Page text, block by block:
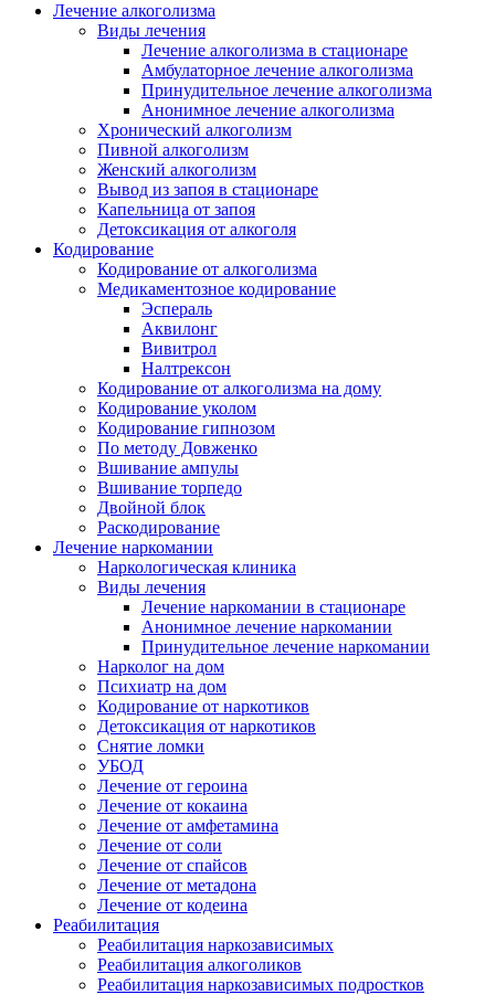
Лечение алкоголизма
Виды лечения
Лечение алкоголизма в стационаре
Амбулаторное лечение алкоголизма
Принудительное лечение алкоголизма
Анонимное лечение алкоголизма
Хронический алкоголизм
Пивной алкоголизм
Женский алкоголизм
Вывод из запоя в стационаре
Капельница от запоя
Детоксикация от алкоголя
Кодирование
Кодирование от алкоголизма
Медикаментозное кодирование
Эспераль
Аквилонг
Вивитрол
Налтрексон
Кодирование от алкоголизма на дому
Кодирование уколом
Кодирование гипнозом
По методу Довженко
Вшивание ампулы
Вшивание торпедо
Двойной блок
Раскодирование
Лечение наркомании
Наркологическая клиника
Виды лечения
Лечение наркомании в стационаре
Анонимное лечение наркомании
Принудительное лечение наркомании
Нарколог на дом
Психиатр на дом
Кодирование от наркотиков
Детоксикация от наркотиков
Снятие ломки
УБОД
Лечение от героина
Лечение от кокаина
Лечение от амфетамина
Лечение от соли
Лечение от спайсов
Лечение от метадона
Лечение от кодеина
Реабилитация
Реабилитация наркозависимых
Реабилитация алкоголиков
Реабилитация наркозависимых подростков